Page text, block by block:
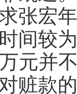
张宏
间较
元并
赃款